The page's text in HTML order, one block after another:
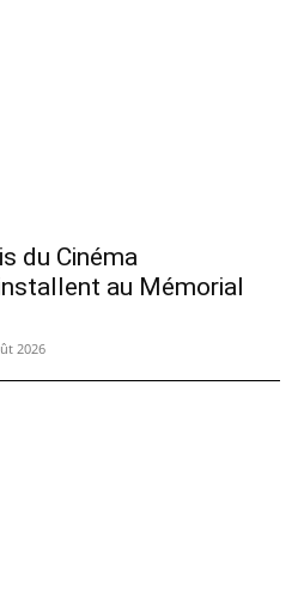
du Cinéma
au Mémorial
2026